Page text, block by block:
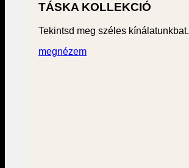
TÁSKA KOLLEKCIÓ
Tekintsd meg széles kínálatunkbat.
megnézem